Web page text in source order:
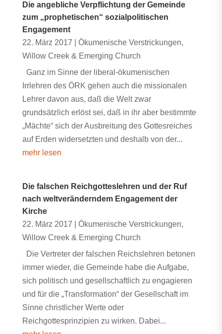
Die angebliche Verpflichtung der Gemeinde
zum „prophetischen“ sozialpolitischen
Engagement
22. März 2017
Ökumenische Verstrickungen,
Willow Creek & Emerging Church
Ganz im Sinne der liberal-ökumenischen
Irrlehren des ÖRK gehen auch die missionalen
Lehrer davon aus, daß die Welt zwar
grundsätzlich erlöst sei, daß in ihr aber bestimmte
„Mächte“ sich der Ausbreitung des Gottesreiches
auf Erden widersetzten und deshalb von der...
mehr lesen
Die falschen Reichgotteslehren und der Ruf
nach weltveränderndem Engagement der
Kirche
22. März 2017
Ökumenische Verstrickungen,
Willow Creek & Emerging Church
Die Vertreter der falschen Reichslehren betonen
immer wieder, die Gemeinde habe die Aufgabe,
sich politisch und gesellschaftlich zu engagieren
und für die „Transformation“ der Gesellschaft im
Sinne christlicher Werte oder
Reichgottesprinzipien zu wirken. Dabei...